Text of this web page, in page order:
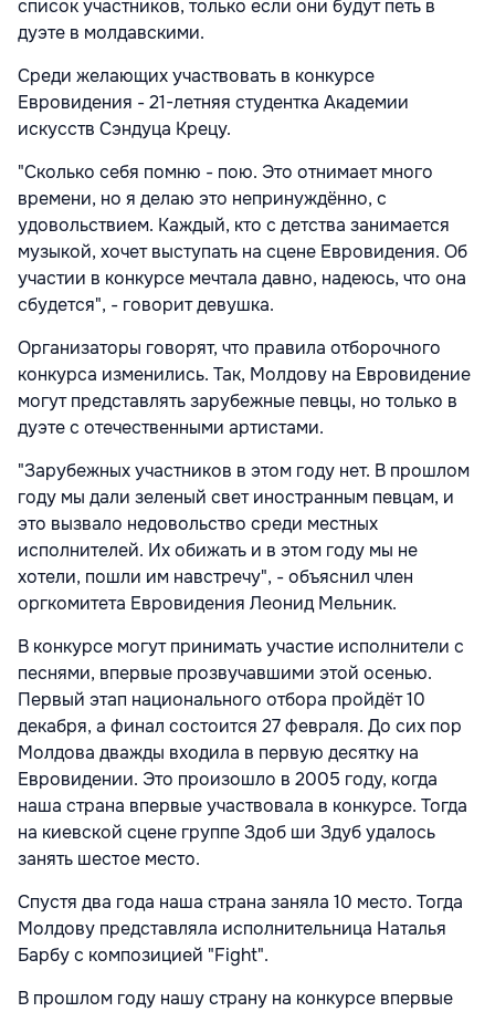
список участников, только если они будут петь в
дуэте в молдавскими.
Среди желающих участвовать в конкурсе
Евровидения - 21-летняя студентка Академии
искусств Сэндуца Крецу.
"Сколько себя помню - пою. Это отнимает много
времени, но я делаю это непринуждённо, с
удовольствием. Каждый, кто с детства занимается
музыкой, хочет выступать на сцене Евровидения. Об
участии в конкурсе мечтала давно, надеюсь, что она
сбудется", - говорит девушка.
Организаторы говорят, что правила отборочного
конкурса изменились. Так, Молдову на Евровидение
могут представлять зарубежные певцы, но только в
дуэте с отечественными артистами.
"Зарубежных участников в этом году нет. В прошлом
году мы дали зеленый свет иностранным певцам, и
это вызвало недовольство среди местных
исполнителей. Их обижать и в этом году мы не
хотели, пошли им навстречу", - объяснил член
оргкомитета Евровидения Леонид Мельник.
В конкурсе могут принимать участие исполнители с
песнями, впервые прозвучавшими этой осенью.
Первый этап национального отбора пройдёт 10
декабря, а финал состоится 27 февраля. До сих пор
Молдова дважды входила в первую десятку на
Евровидении. Это произошло в 2005 году, когда
наша страна впервые участвовала в конкурсе. Тогда
на киевской сцене группе Здоб ши Здуб удалось
занять шестое место.
Спустя два года наша страна заняла 10 место. Тогда
Молдову представляла исполнительница Наталья
Барбу с композицией "Fight".
В прошлом году нашу страну на конкурсе впервые